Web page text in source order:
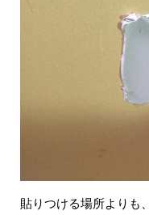
貼りつける場所よりも